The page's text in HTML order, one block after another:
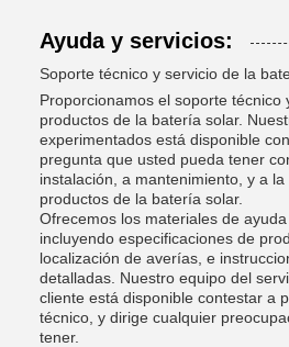
Ayuda y servicios:
Soporte técnico y servicio de la
Proporcionamos el soporte técnico
productos de la batería solar.
experimentados está disponible
pregunta que usted pueda tener
instalación, a mantenimiento, y a
productos de la batería solar.
Ofrecemos los materiales de
incluyendo especificaciones de
localización de averías, e
detalladas. Nuestro equipo del
cliente está disponible contestar a
técnico, y dirige cualquier
tener.